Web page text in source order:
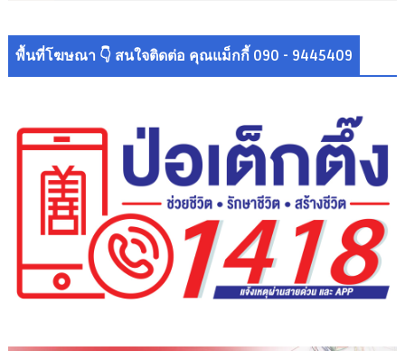
พื้นที่โฆษณา 👇 สนใจติดต่อ คุณแม็กกี้ 090 - 9445409